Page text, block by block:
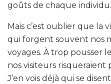
goûts de chaque individu.
Mais c’est oublier que la
qui forgent souvent nos
voyages. À trop pousser
nos visiteurs
J’en vois déjà qui se